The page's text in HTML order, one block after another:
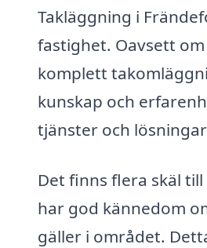
Takläggning i
fastighet. Oavsett
komplett
kunskap och
tjänster och
Det finns flera skäl
har god kännedom
gäller i området.